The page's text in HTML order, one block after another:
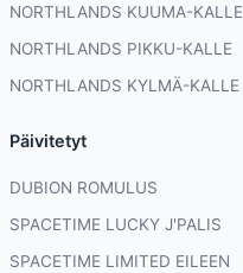
NORTHLANDS KUUMA-KALLE
NORTHLANDS PIKKU-KALLE
NORTHLANDS KYLMÄ-KALLE
Päivitetyt
DUBION ROMULUS
SPACETIME LUCKY J'PALIS
SPACETIME LIMITED EILEEN